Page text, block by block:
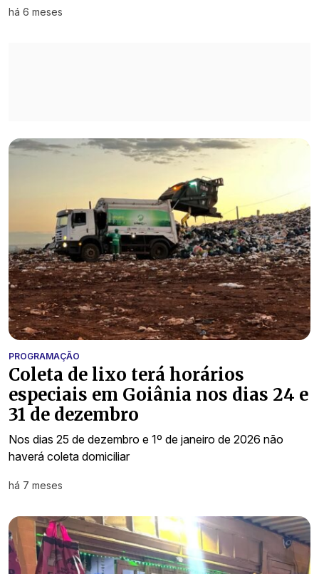
há 6 meses
PROGRAMAÇÃO
Coleta de lixo terá horários
especiais em Goiânia nos dias 24 e
31 de dezembro
Nos dias 25 de dezembro e 1º de janeiro de 2026 não
haverá coleta domiciliar
há 7 meses